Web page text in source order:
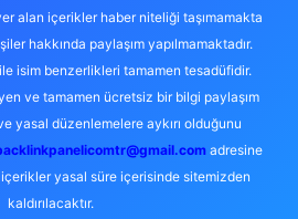
alan içerikler haber niteliği taşımamakta
hakkında paylaşım yapılmamaktadır.
isim benzerlikleri tamamen tesadüfidir.
ve tamamen ücretsiz bir bilgi paylaşım
yasal düzenlemelere aykırı olduğunu
adresine
yasal süre içerisinde sitemizden
kaldırılacaktır.